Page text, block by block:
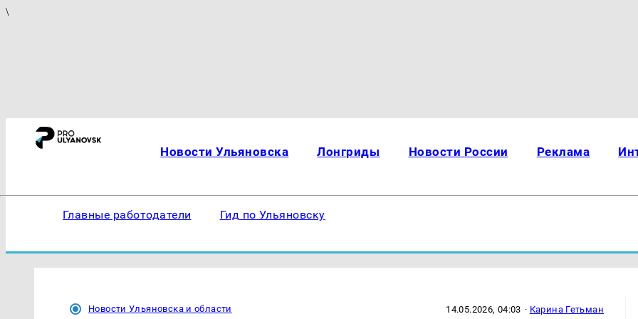
\
Новости Ульяновска Лонгриды Новости России Реклама
Главные работодатели Гид по Ульяновску
Новости Ульяновска и области 14.05.2026, 04:03 · Карина Гетьман